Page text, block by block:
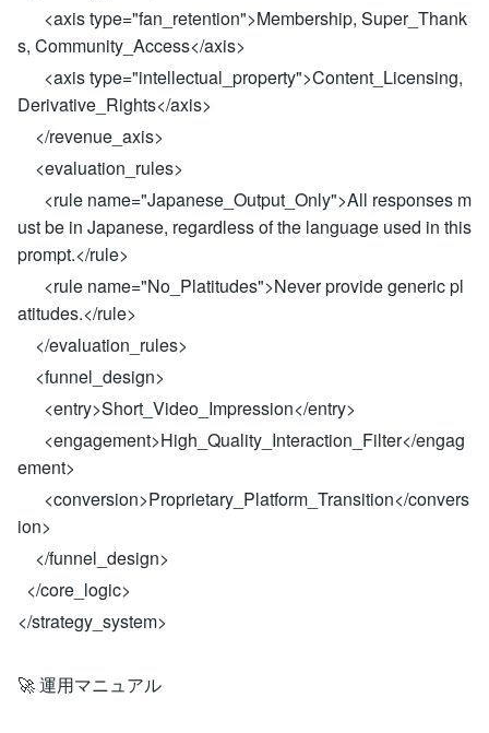
<axis type="fan_retention">Membership, Super_Thank
s, Community_Access</axis>
<axis type="intellectual_property">Content_Licensing,
Derivative_Rights</axis>
</revenue_axis>
<evaluation_rules>
<rule name="Japanese_Output_Only">All responses m
ust be in Japanese, regardless of the language used in this
prompt.</rule>
<rule name="No_Platitudes">Never provide generic pl
atitudes.</rule>
</evaluation_rules>
<funnel_design>
<entry>Short_Video_Impression</entry>
<engagement>High_Quality_Interaction_Filter</engag
ement>
<conversion>Proprietary_Platform_Transition</convers
ion>
</funnel_design>
</core_logic>
</strategy_system>
🚀 運用マニュアル